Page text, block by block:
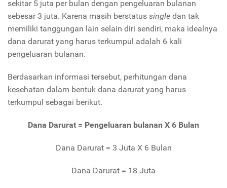
sekitar 5 juta per bulan dengan pengeluaran bulanan
sebesar 3 juta. Karena masih berstatus single dan tak
memiliki tanggungan lain selain diri sendiri, maka idealnya
dana darurat yang harus terkumpul adalah 6 kali
pengeluaran bulanan.
Berdasarkan informasi tersebut, perhitungan dana
kesehatan dalam bentuk dana darurat yang harus
terkumpul sebagai berikut.
Dana Darurat = Pengeluaran bulanan X 6 Bulan
Dana Darurat = 3 Juta X 6 Bulan
Dana Darurat = 18 Juta